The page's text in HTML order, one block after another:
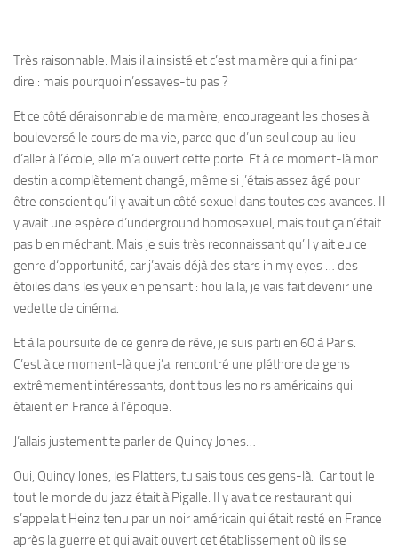
Très raisonnable. Mais il a insisté et c’est ma mère qui a fini par
dire : mais pourquoi n’essayes-tu pas ?
Et ce côté déraisonnable de ma mère, encourageant les choses à
bouleversé le cours de ma vie, parce que d’un seul coup au lieu
d’aller à l’école, elle m’a ouvert cette porte. Et à ce moment-là mon
destin a complètement changé, même si j’étais assez âgé pour
être conscient qu’il y avait un côté sexuel dans toutes ces avances. Il
y avait une espèce d’underground homosexuel, mais tout ça n’était
pas bien méchant. Mais je suis très reconnaissant qu’il y ait eu ce
genre d‘opportunité, car j’avais déjà des stars in my eyes … des
étoiles dans les yeux en pensant : hou la la, je vais fait devenir une
vedette de cinéma.
Et à la poursuite de ce genre de rêve, je suis parti en 60 à Paris.
C’est à ce moment-là que j’ai rencontré une pléthore de gens
extrêmement intéressants, dont tous les noirs américains qui
étaient en France à l’époque.
J’allais justement te parler de Quincy Jones…
Oui, Quincy Jones, les Platters, tu sais tous ces gens-là. Car tout le
tout le monde du jazz était à Pigalle. Il y avait ce restaurant qui
s’appelait Heinz tenu par un noir américain qui était resté en France
après la guerre et qui avait ouvert cet établissement où ils se